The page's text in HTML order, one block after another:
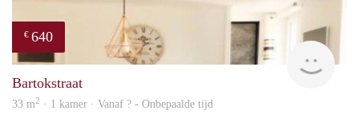
€ 640
Bartokstraat
33 m2 · 1 kamer · Vanaf ? - Onbepaalde tijd